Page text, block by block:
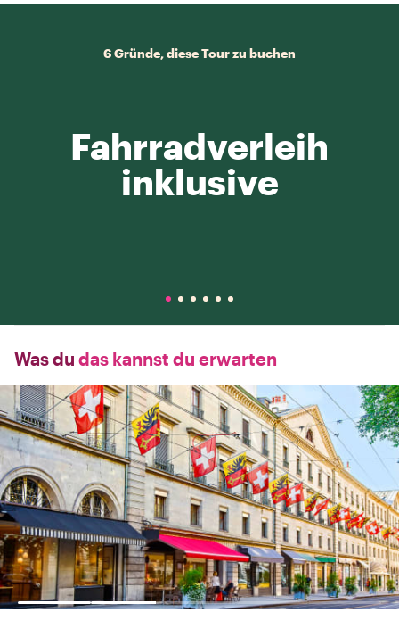
6 Gründe, diese Tour zu buchen
Fahrradverleih
inklusive
Was du das kannst du erwarten